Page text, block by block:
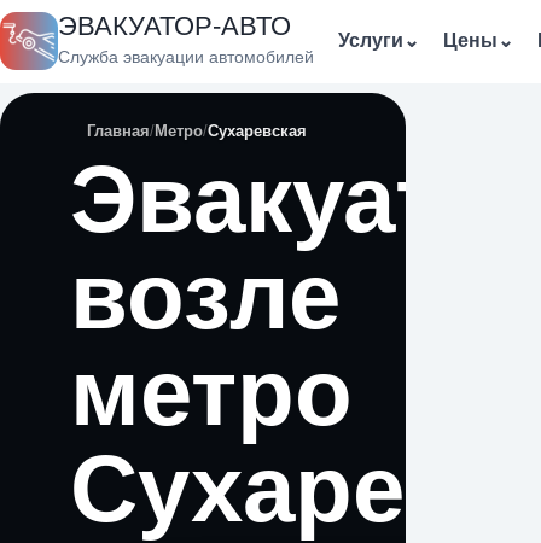
ЭВАКУАТОР-АВТО
Служба эвакуации автомобилей
Услуги ⌄ Цены ⌄
Главная Метро Сухаревская
возле
метро